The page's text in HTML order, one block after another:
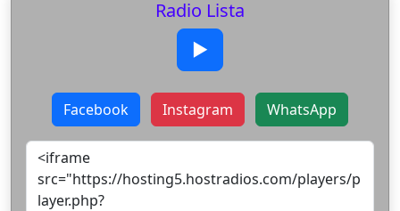
Radio Lista
▶
Facebook Instagram WhatsApp